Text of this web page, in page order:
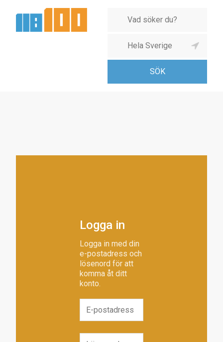
Logga in
Logga in med din
e-postadress och
lösenord för att
komma åt ditt
konto.